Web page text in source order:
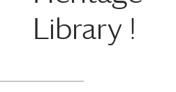
Library !